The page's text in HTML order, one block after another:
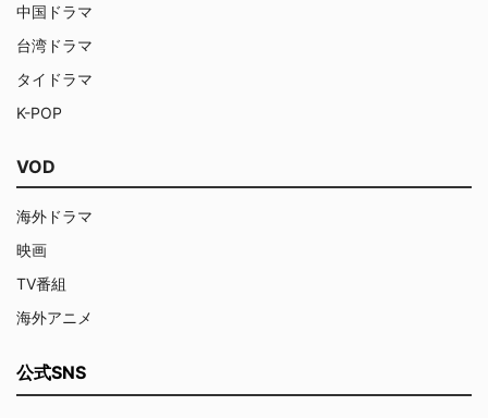
中国ドラマ
台湾ドラマ
タイドラマ
K-POP
VOD
海外ドラマ
映画
TV番組
海外アニメ
公式SNS